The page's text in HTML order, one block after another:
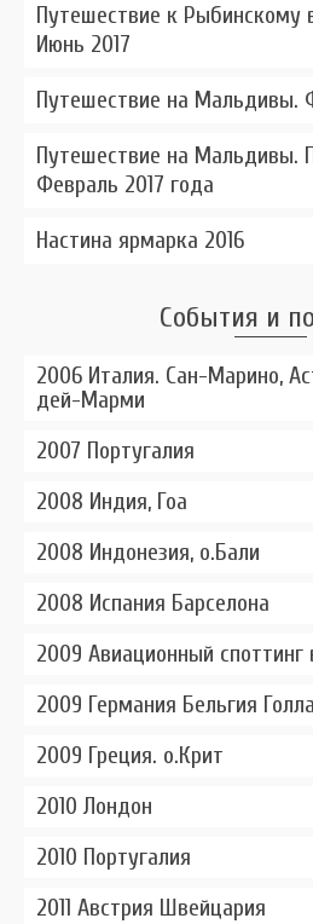
Путешествие к Рыбинскому
Июнь 2017
Путешествие на Мальдивы.
Путешествие на Мальдивы.
Февраль 2017 года
Настина ярмарка 2016
События и
2006 Италия. Сан-Марино,
дей-Марми
2007 Португалия
2008 Индия, Гоа
2008 Индонезия, о.Бали
2008 Испания Барселона
2009 Авиационный
2009 Германия Бельгия
2009 Греция. о.Крит
2010 Лондон
2010 Португалия
2011 Австрия Швейцария